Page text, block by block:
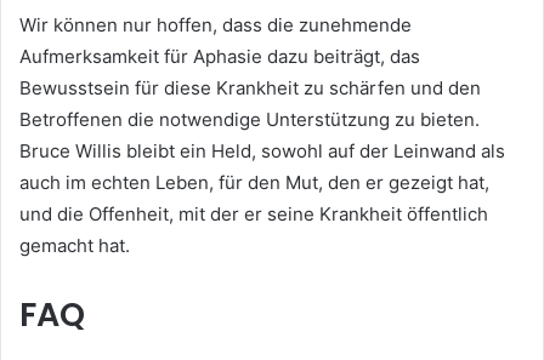
Wir können nur hoffen, dass die zunehmende
Aufmerksamkeit für Aphasie dazu beiträgt, das
Bewusstsein für diese Krankheit zu schärfen und den
Betroffenen die notwendige Unterstützung zu bieten.
Bruce Willis bleibt ein Held, sowohl auf der Leinwand als
auch im echten Leben, für den Mut, den er gezeigt hat,
und die Offenheit, mit der er seine Krankheit öffentlich
gemacht hat.
FAQ